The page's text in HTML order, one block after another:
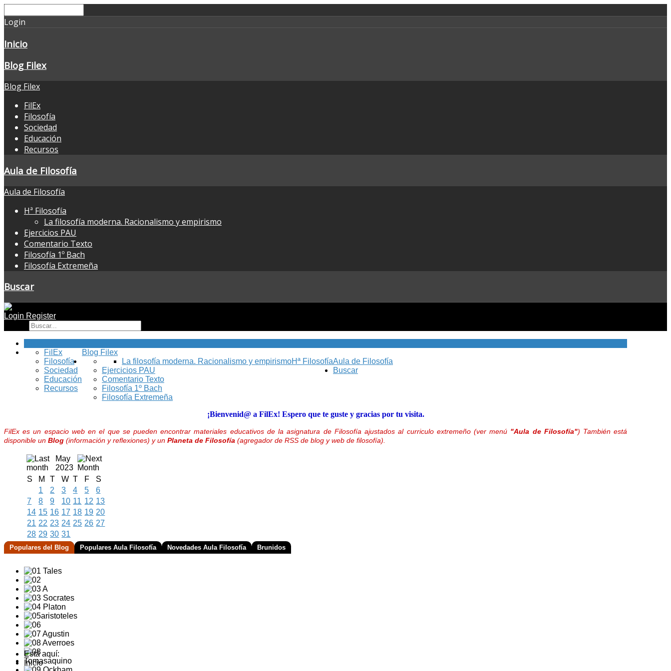
Login
Inicio
Blog Filex
Blog Filex
FilEx
Filosofía
Sociedad
Educación
Recursos
Aula de Filosofía
Aula de Filosofía
Hª Filosofía
La filosofía moderna. Racionalismo y empirismo
Ejercicios PAU
Comentario Texto
Filosofía 1º Bach
Filosofía Extremeña
Buscar
Login Register
Blog Filex
FilEx
Filosofía
Sociedad
Educación
Recursos
Aula de Filosofía
Hª Filosofía
La filosofía moderna. Racionalismo y empirismo
Ejercicios PAU
Comentario Texto
Filosofía 1º Bach
Filosofía Extremeña
Buscar
¡Bienvenid@ a FilEx! Espero que te guste y gracias por tu visita.
FilEx es un espacio web en el que se pueden encontrar materiales educativos de la asignatura de Filosofía ajustados al curriculo extremeño (ver menú "Aula de Filosofía") También está
disponible un Blog (información y reflexiones) y un Planeta de Filosofía (agregador de RSS de blog y web de filosofía).
May
2023
S
M T W T F
S
1
2 3 4 5
6
7
8 9 10 11 12 13
14 15 16 17 18 19 20
21 22 23 24 25 26 27
28 29 30 31
Populares del Blog Populares Aula Filosofía Novedades Aula Filosofía Brunidos
Está aquí:
Inicio